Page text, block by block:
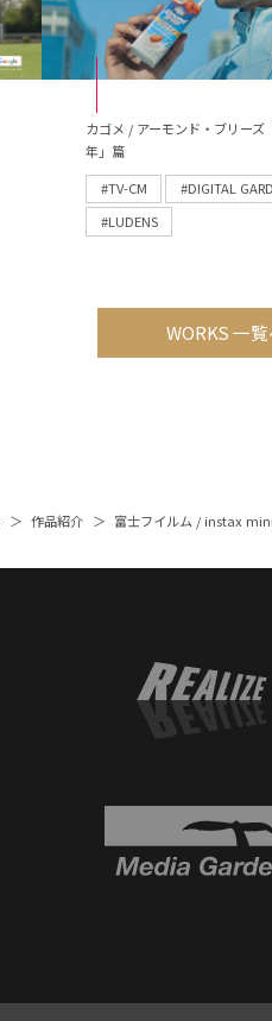
カゴメ / アーモンド・ブリーズ
年」篇
#TV-CM
#DIGITAL
#LUDENS
WORKS 一
作品紹介 富士フイルム / instax